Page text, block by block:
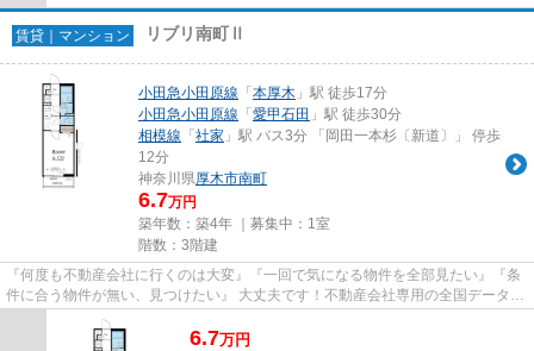
賃貸｜マンション リブリ南町Ⅱ
小田急小田原線 「 本厚木 」駅 徒歩17分
小田急小田原線 「 愛甲石田 」駅 徒歩30分
相模線 「 社家 」駅 バス3分 「岡田一本杉〔新道〕」 停歩
12分
神奈川県厚木市南町
6.7万円
築年数：築4年 ｜募集中： 1室
階数：3階建
『何度も不動産会社に行くのは大変』『一回で気になる物件を全部見たい』『条
件に合う物件が無い、見つけたい』 大丈夫です！不動産会社専用の全国データベ
ースを利用して、エリアを問...
6.7万円